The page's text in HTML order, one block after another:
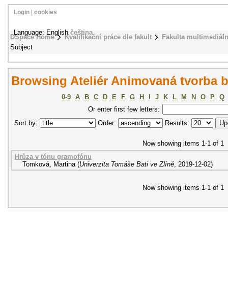
DSpace Home Kvalifikační práce dle fakult
Fakulta
Subject
Login cookies
Language: Englishčeština
Browsing Ateliér Animovaná tvorba
0-9 A B C D E F G H J K L M N O P
Q
Or enter first few letters:
Sort by:
Order: Results:
Now showing items 1-1 of 1
Hrůza v tónu gramofónu
Tomková, Martina (Univerzita Tomáše Bati ve Zlíně, 2019-12-02)
Now showing items 1-1 of 1